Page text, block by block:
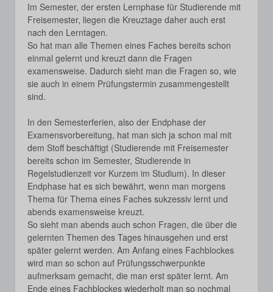
Im Semester, der ersten Lernphase für Studierende mit
Freisemester, liegen die Kreuztage daher auch erst
nach den Lerntagen.
So hat man alle Themen eines Faches bereits schon
einmal gelernt und kreuzt dann die Fragen
examensweise. Dadurch sieht man die Fragen so, wie
sie auch in einem Prüfungstermin zusammengestellt
sind.
In den Semesterferien, also der Endphase der
Examensvorbereitung, hat man sich ja schon mal mit
dem Stoff beschäftigt (Studierende mit Freisemester
bereits schon im Semester, Studierende in
Regelstudienzeit vor Kurzem im Studium). In dieser
Endphase hat es sich bewährt, wenn man morgens
Thema für Thema eines Faches sukzessiv lernt und
abends examensweise kreuzt.
So sieht man abends auch schon Fragen, die über die
gelernten Themen des Tages hinausgehen und erst
später gelernt werden. Am Anfang eines Fachblockes
wird man so schon auf Prüfungsschwerpunkte
aufmerksam gemacht, die man erst später lernt. Am
Ende eines Fachblockes wiederholt man so nochmal